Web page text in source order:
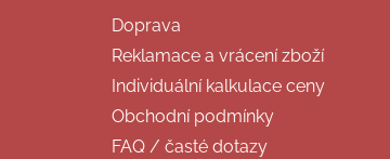
Doprava
Reklamace a vrácení zboží
Individuální kalkulace ceny
Obchodní podmínky
FAQ / časté dotazy